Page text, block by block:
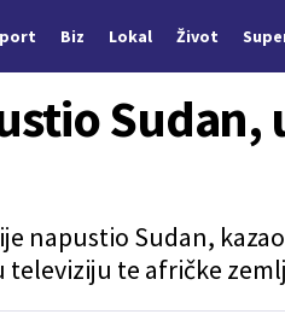
Biz Lokal Život
Sudan,
napustio Sudan,
televiziju te afričke